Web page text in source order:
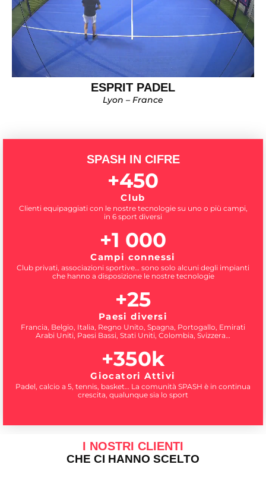
ESPRIT PADEL
Lyon – France
SPASH IN CIFRE
Club
+450
Clienti equipaggiati con le nostre tecnologie su uno o più campi,
in 6 sport diversi
Campi connessi
+1 000
Club privati, associazioni sportive… sono solo alcuni degli impianti
che hanno a disposizione le nostre tecnologie
Paesi diversi
+25
Francia, Belgio, Italia, Regno Unito, Spagna, Portogallo, Emirati
Arabi Uniti, Paesi Bassi, Stati Uniti, Colombia, Svizzera…
Giocatori Attivi
+350k
Padel, calcio a 5, tennis, basket… La comunità SPASH è in continua
crescita, qualunque sia lo sport
I NOSTRI CLIENTI
CHE CI HANNO SCELTO